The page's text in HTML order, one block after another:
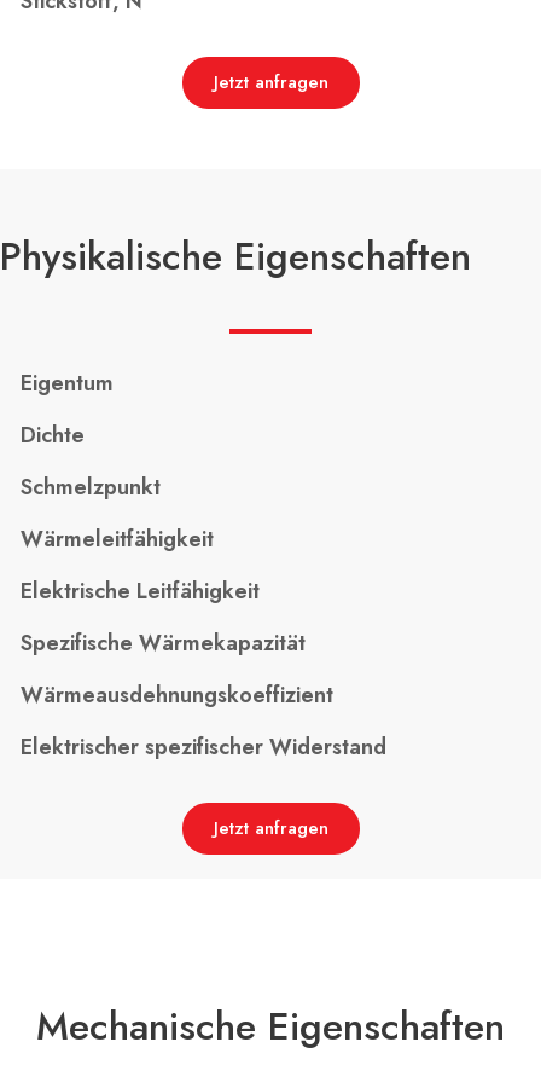
Jetzt anfragen
Physikalische Eigenschaften
Eigentum
Dichte
Schmelzpunkt
Wärmeleitfähigkeit
Elektrische Leitfähigkeit
Spezifische Wärmekapazität
Wärmeausdehnungskoeffizient
Elektrischer spezifischer Widerstand
Jetzt anfragen
Mechanische Eigenschaften